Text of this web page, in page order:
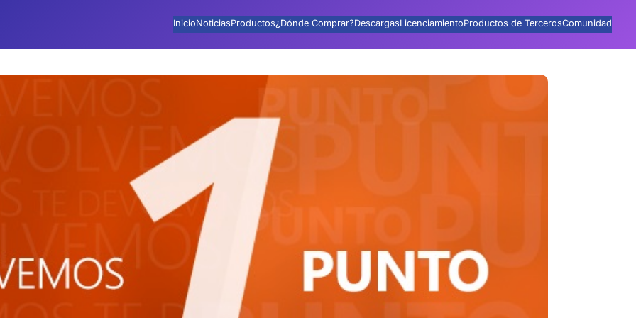
InicioNoticiasProductos¿Dónde Comprar?DescargasLicenciamientoProductos de TercerosComunidad